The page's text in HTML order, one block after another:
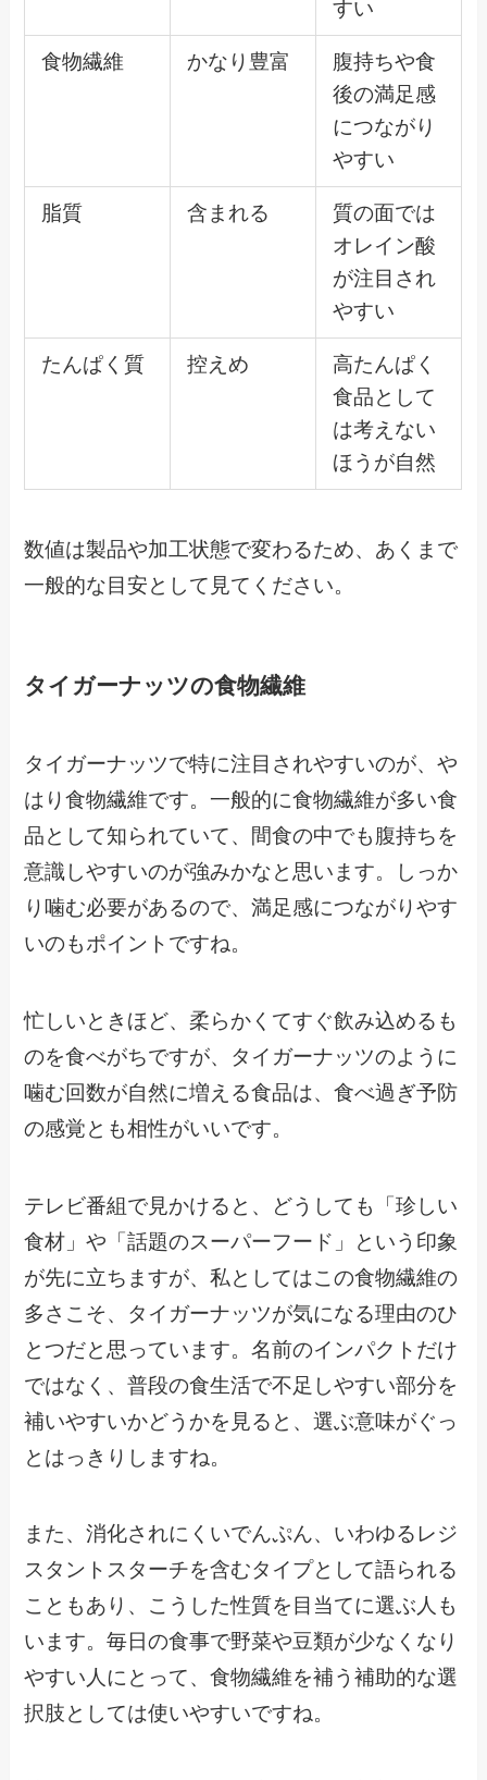
すい
食物繊維 かなり豊富
腹持ちや食
後の満足感
につながり
やすい
脂質 含まれる
質の面では
オレイン酸
が注目され
やすい
たんぱく質 控えめ
高たんぱく
食品として
は考えない
ほうが自然
数値は製品や加工状態で変わるため、あくまで
一般的な目安として見てください。
タイガーナッツの食物繊維
タイガーナッツで特に注目されやすいのが、や
はり食物繊維です。一般的に食物繊維が多い食
品として知られていて、間食の中でも腹持ちを
意識しやすいのが強みかなと思います。しっか
り噛む必要があるので、満足感につながりやす
いのもポイントですね。
忙しいときほど、柔らかくてすぐ飲み込めるも
のを食べがちですが、タイガーナッツのように
噛む回数が自然に増える食品は、食べ過ぎ予防
の感覚とも相性がいいです。
テレビ番組で見かけると、どうしても「珍しい
食材」や「話題のスーパーフード」という印象
が先に立ちますが、私としてはこの食物繊維の
多さこそ、タイガーナッツが気になる理由のひ
とつだと思っています。名前のインパクトだけ
ではなく、普段の食生活で不足しやすい部分を
補いやすいかどうかを見ると、選ぶ意味がぐっ
とはっきりしますね。
また、消化されにくいでんぷん、いわゆるレジ
スタントスターチを含むタイプとして語られる
こともあり、こうした性質を目当てに選ぶ人も
います。毎日の食事で野菜や豆類が少なくなり
やすい人にとって、食物繊維を補う補助的な選
択肢としては使いやすいですね。